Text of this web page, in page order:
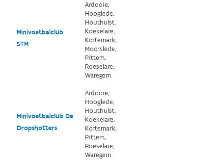
Minivoetbalclub
STM
Ardooie,
Hooglede,
Houthulst,
Koekelare,
Kortemark,
Moorslede,
Pittem,
Roeselare,
Waregem
Minivoetbalclub De
Dropshotters
Ardooie,
Hooglede,
Houthulst,
Koekelare,
Kortemark,
Pittem,
Roeselare,
Waregem